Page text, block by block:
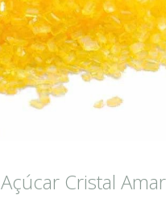
Açúcar Cristal